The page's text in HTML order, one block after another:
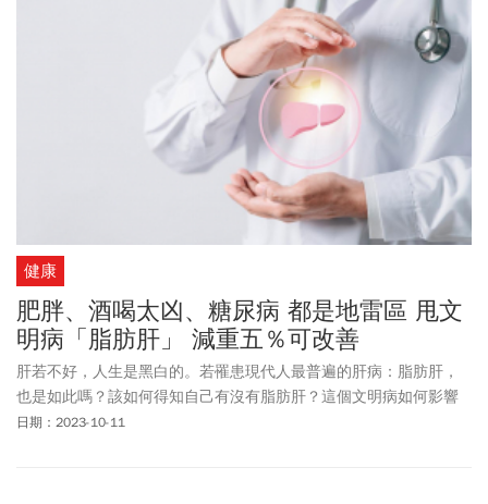
健康
肥胖、酒喝太凶、糖尿病 都是地雷區 甩文
明病「脂肪肝」 減重五％可改善
肝若不好，人生是黑白的。若罹患現代人最普遍的肝病：脂肪肝，
也是如此嗎？該如何得知自己有沒有脂肪肝？這個文明病如何影響
身體？又該怎樣逆轉脂肪肝？
日期：2023-10-11